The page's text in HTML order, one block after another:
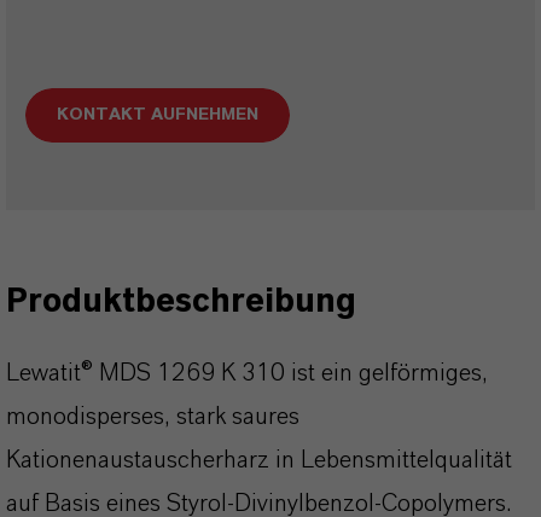
KONTAKT AUFNEHMEN
Produktbeschreibung
Lewatit® MDS 1269 K 310 ist ein gelförmiges,
monodisperses, stark saures
Kationenaustauscherharz in Lebensmittelqualität
auf Basis eines Styrol-Divinylbenzol-Copolymers.